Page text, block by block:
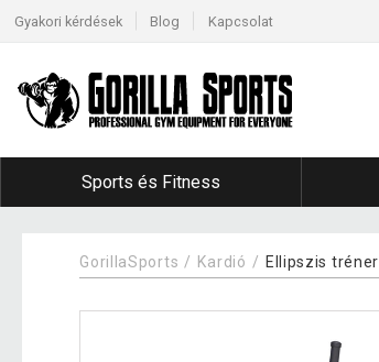
Gyakori kérdések Blog Kapcsolat
Sports és Fitness
GorillaSports Kardió Ellipszis tréner